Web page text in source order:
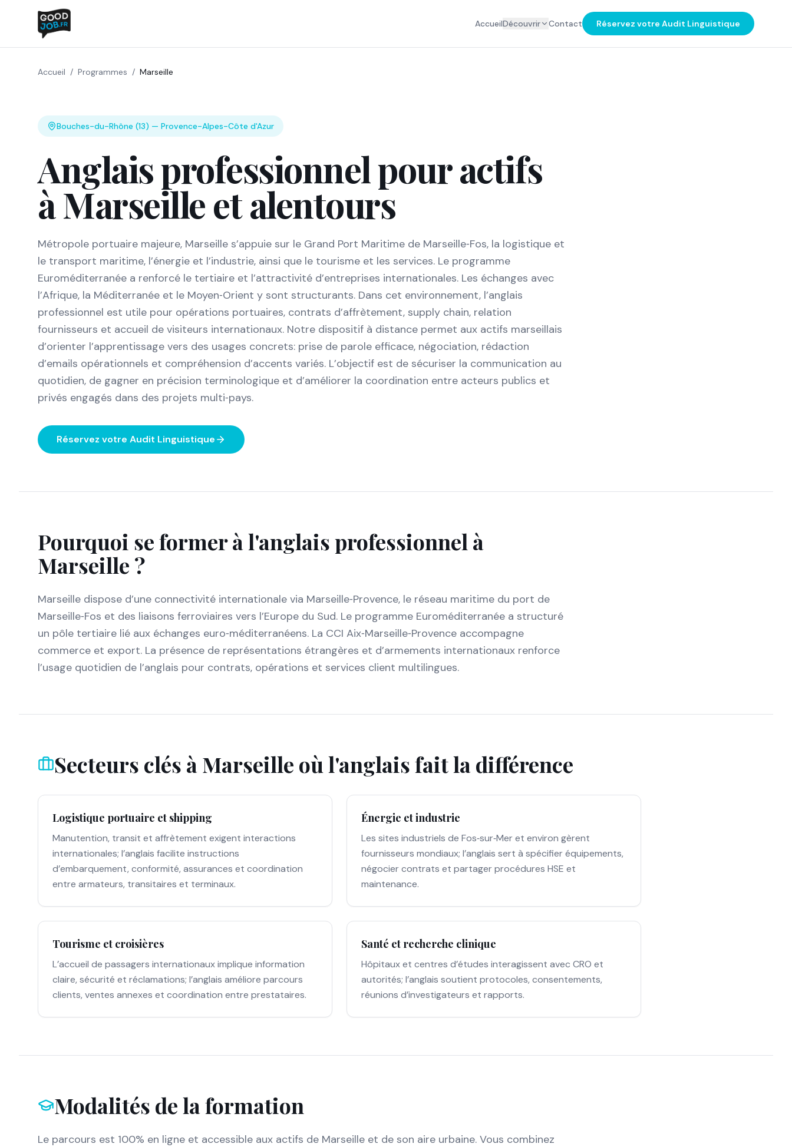
AccueilDécouvrir Contact Réservez votre Audit Linguistique
Accueil / Programmes / Marseille
Bouches-du-Rhône (13) — Provence-Alpes-Côte d'Azur
Anglais professionnel pour actifs
à Marseille et alentours
Métropole portuaire majeure, Marseille s’appuie sur le Grand Port Maritime de Marseille‑Fos, la logistique et
le transport maritime, l’énergie et l’industrie, ainsi que le tourisme et les services. Le programme
Euroméditerranée a renforcé le tertiaire et l’attractivité d’entreprises internationales. Les échanges avec
l’Afrique, la Méditerranée et le Moyen‑Orient y sont structurants. Dans cet environnement, l’anglais
professionnel est utile pour opérations portuaires, contrats d’affrètement, supply chain, relation
fournisseurs et accueil de visiteurs internationaux. Notre dispositif à distance permet aux actifs marseillais
d’orienter l’apprentissage vers des usages concrets: prise de parole efficace, négociation, rédaction
d’emails opérationnels et compréhension d’accents variés. L’objectif est de sécuriser la communication au
quotidien, de gagner en précision terminologique et d’améliorer la coordination entre acteurs publics et
privés engagés dans des projets multi‑pays.
Réservez votre Audit Linguistique
Pourquoi se former à l'anglais professionnel à
Marseille ?
Marseille dispose d’une connectivité internationale via Marseille‑Provence, le réseau maritime du port de
Marseille‑Fos et des liaisons ferroviaires vers l’Europe du Sud. Le programme Euroméditerranée a structuré
un pôle tertiaire lié aux échanges euro‑méditerranéens. La CCI Aix‑Marseille‑Provence accompagne
commerce et export. La présence de représentations étrangères et d’armements internationaux renforce
l’usage quotidien de l’anglais pour contrats, opérations et services client multilingues.
Secteurs clés àMarseille où l'anglais fait la différence
Logistique portuaire et shipping
Manutention, transit et affrètement exigent interactions
internationales; l’anglais facilite instructions
d’embarquement, conformité, assurances et coordination
entre armateurs, transitaires et terminaux.
Énergie et industrie
Les sites industriels de Fos‑sur‑Mer et environ gèrent
fournisseurs mondiaux; l’anglais sert à spécifier équipements,
négocier contrats et partager procédures HSE et
maintenance.
Tourisme et croisières
L’accueil de passagers internationaux implique information
claire, sécurité et réclamations; l’anglais améliore parcours
clients, ventes annexes et coordination entre prestataires.
Santé et recherche clinique
Hôpitaux et centres d’études interagissent avec CRO et
autorités; l’anglais soutient protocoles, consentements,
réunions d’investigateurs et rapports.
Modalités de la formation
Le parcours est 100% en ligne et accessible aux actifs de Marseille et de son aire urbaine. Vous combinez